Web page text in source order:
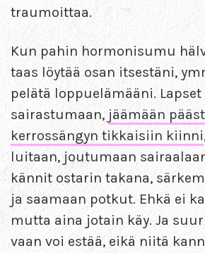
traumoittaa.
Kun pahin hormonisumu
taas löytää osan itsestäni,
pelätä loppuelämääni.
sairastumaan, jäämään
kerrossängyn tikkaisiin kiinni
luitaan, joutumaan
kännit ostarin takana,
ja saamaan potkut. Ehkä ei
mutta aina jotain käy. Ja
vaan voi estää, eikä niitä